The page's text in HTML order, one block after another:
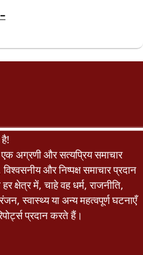
अग्रणी और सत्यप्रिय समाचार
और निष्पक्ष समाचार प्रदान
क्षेत्र में, चाहे वह धर्म, राजनीति,
स्वास्थ्य या अन्य महत्वपूर्ण घटनाएँ
प्रदान करते हैं।